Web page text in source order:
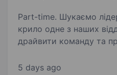
Part-time. Шукаємо лідера, який візьме під
крило одне з наших
драйвити команду та
роль у команді: Керувати роботою відділення
5 days ago